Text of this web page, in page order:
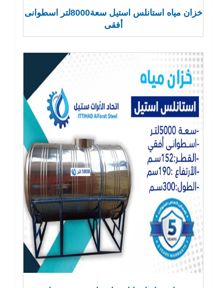
خزان مياه استانلس استيل سعة8000لتر اسطوانى
أفقى